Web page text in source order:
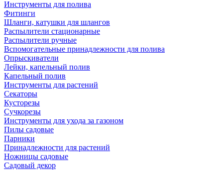
Инструменты для полива
Фитинги
Шланги, катушки для шлангов
Распылители стационарные
Распылители ручные
Вспомогательные принадлежности для полива
Опрыскиватели
Лейки, капельный полив
Капельный полив
Инструменты для растений
Секаторы
Кусторезы
Сучкорезы
Инструменты для ухода за газоном
Пилы садовые
Парники
Принадлежности для растений
Ножницы садовые
Садовый декор